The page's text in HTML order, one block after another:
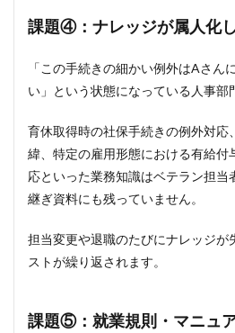
課題
就業
規
則・
ュア
ルが
読み
づら
く、
結局
へ問
い合
わせ
る
課題④： ナレッジが属人化
「この手続きの細かい例外はAさん
い」という状態になっている人事部
育休取得時の社保手続きの例外対応
緯、特定の雇用形態における有給付
応といった業務知識はベテラン担当
継ぎ資料にも残っていません。
担当変更や退職のたびにナレッジが
ストが繰り返されます。
課題⑤： 就業規則・マニュ